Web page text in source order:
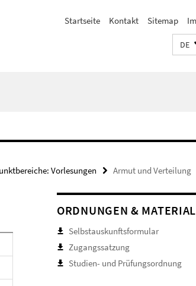
Startseite Kontakt Sitemap
DE
Vorlesungen Armut und Verteilung
ORDNUNGEN &
Selbstauskunftsformular
Zugangssatzung
Studien- und Prüfungsordnung